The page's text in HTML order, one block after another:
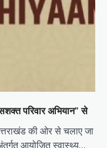
परिवार अभियान” से
की ओर से चलाए जा